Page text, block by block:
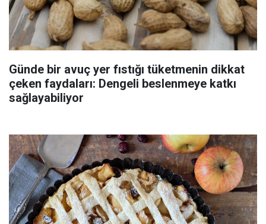
Günde bir avuç yer fıstığı tüketmenin dikkat
çeken faydaları: Dengeli beslenmeye katkı
sağlayabiliyor